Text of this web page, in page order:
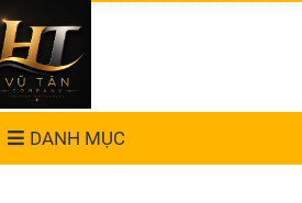
DANH MỤC